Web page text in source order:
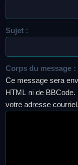
Sujet :
Corps du message :
Ce message sera
HTML ni de BBCode.
votre adresse courriel.